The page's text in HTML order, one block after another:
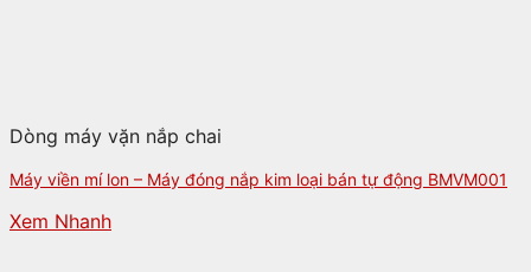
Dòng máy vặn nắp chai
Máy viền mí lon – Máy đóng nắp kim loại bán tự động BMVM001
Xem Nhanh